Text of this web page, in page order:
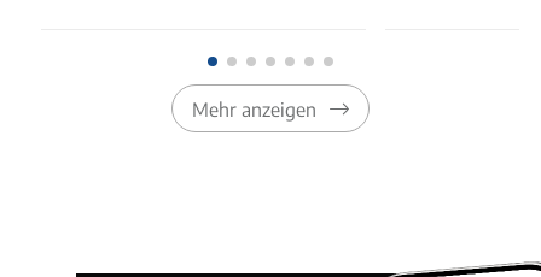
Mehr anzeigen